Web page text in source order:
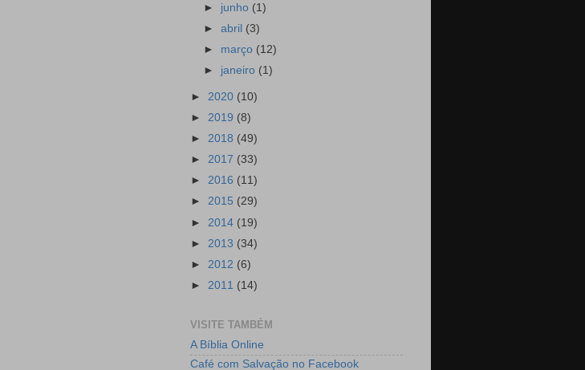
► junho (1)
►abril (3)
► março (12)
► janeiro (1)
► 2020 (10)
► 2019 (8)
► 2018 (49)
► 2017 (33)
► 2016 (11)
► 2015 (29)
► 2014 (19)
► 2013 (34)
► 2012 (6)
► 2011 (14)
VISITE TAMBÉM
A Bíblia Online
Café com Salvação no Facebook